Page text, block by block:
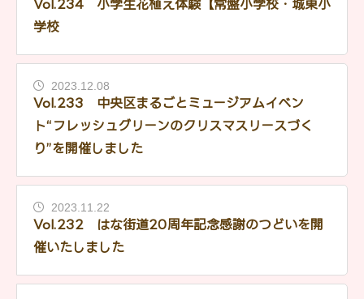
Vol.234 小学生花植え体験【常盤小学校・城東小
学校
Vol.233 中央区まるごとミュージアムイベン
ト“フレッシュグリーンのクリスマスリースづく
り”を開催しました
2023.12.08
Vol.232 はな街道20周年記念感謝のつどいを開
催いたしました
2023.11.22